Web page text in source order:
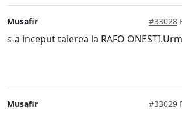
Musafir #33028
s-a inceput taierea la RAFO
Musafir #33029